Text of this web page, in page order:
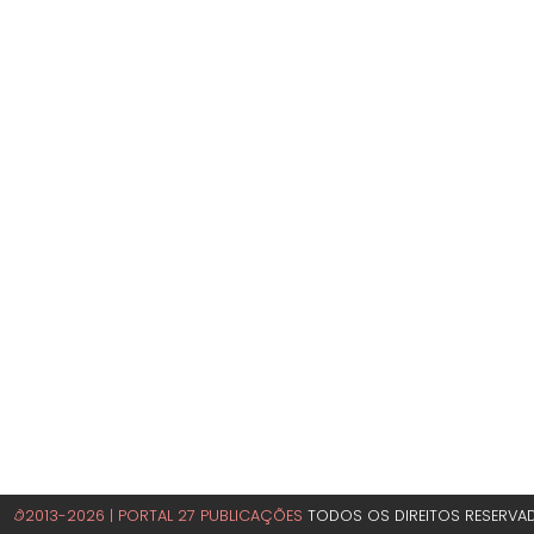
©2013-2026 | PORTAL 27 PUBLICAÇÕES TODOS OS DIREITOS